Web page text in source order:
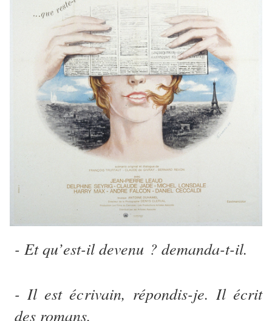
- Et qu’est-il devenu ? demanda-t-il.
- Il est écrivain, répondis-je. Il écrit
des romans.